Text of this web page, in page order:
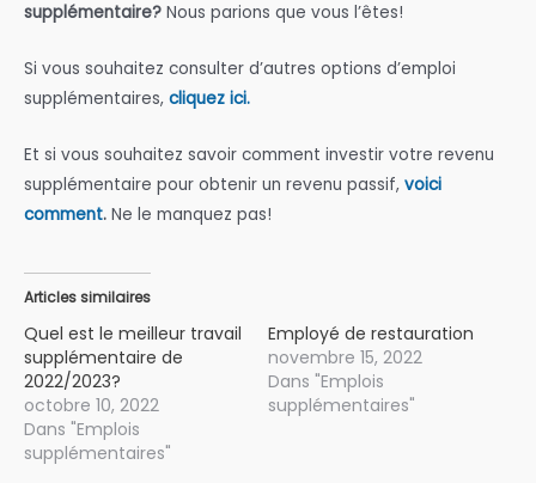
supplémentaire? Nous parions que vous l’êtes!
Si vous souhaitez consulter d’autres options d’emploi
supplémentaires, cliquez ici.
Et si vous souhaitez savoir comment investir votre revenu
supplémentaire pour obtenir un revenu passif, voici
comment. Ne le manquez pas!
Articles similaires
Quel est le meilleur travail
supplémentaire de
2022/2023?
octobre 10, 2022
Dans "Emplois
supplémentaires"
Employé de restauration
novembre 15, 2022
Dans "Emplois
supplémentaires"